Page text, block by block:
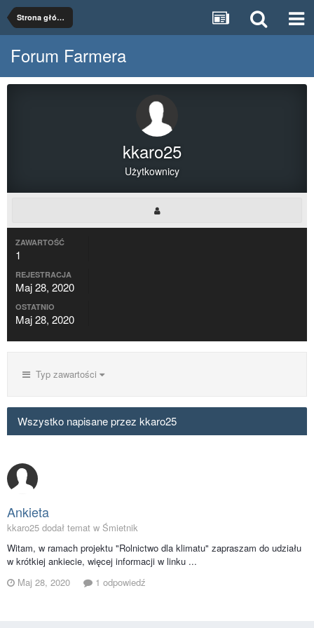
Strona główna
Forum Farmera
kkaro25
Użytkownicy
ZAWARTOŚĆ
1
REJESTRACJA
Maj 28, 2020
OSTATNIO
Maj 28, 2020
Typ zawartości
Wszystko napisane przez kkaro25
Ankieta
kkaro25 dodał temat w Śmietnik
Witam, w ramach projektu "Rolnictwo dla klimatu" zapraszam do udziału
w krótkiej ankiecie, więcej informacji w linku ...
Maj 28, 2020
1 odpowiedź